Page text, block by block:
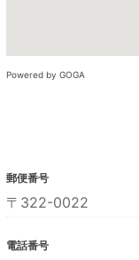
Powered by GOGA
郵便番号
〒322-0022
電話番号